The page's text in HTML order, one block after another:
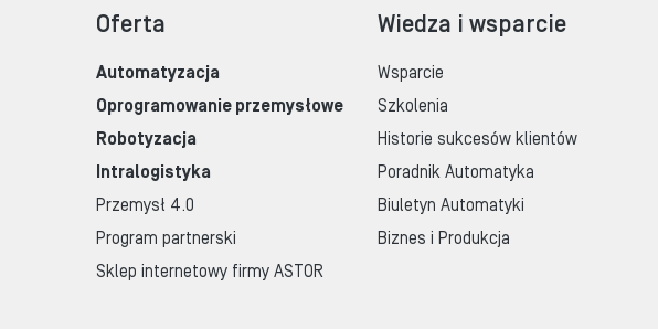
Oferta
Automatyzacja
Oprogramowanie przemysłowe
Robotyzacja
Intralogistyka
Przemysł 4.0
Program partnerski
Sklep internetowy firmy ASTOR
Wiedza i wsparcie
Wsparcie
Szkolenia
Historie sukcesów klientów
Poradnik Automatyka
Biuletyn Automatyki
Biznes i Produkcja